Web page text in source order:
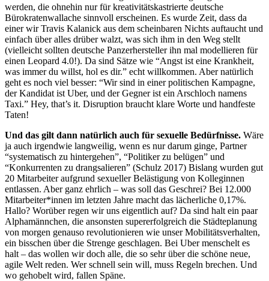
werden, die ohnehin nur für kreativitätskastrierte deutsche
Bürokratenwallache sinnvoll erscheinen. Es wurde Zeit, dass da
einer wir Travis Kalanick aus dem scheinbaren Nichts auftaucht und
einfach über alles drüber walzt, was sich ihm in den Weg stellt
(vielleicht sollten deutsche Panzerhersteller ihn mal modellieren für
einen Leopard 4.0!). Da sind Sätze wie “Angst ist eine Krankheit,
was immer du willst, hol es dir.” echt willkommen. Aber natürlich
geht es noch viel besser: “Wir sind in einer politischen Kampagne,
der Kandidat ist Uber, und der Gegner ist ein Arschloch namens
Taxi.” Hey, that’s it. Disruption braucht klare Worte und handfeste
Taten!
Und das gilt dann natürlich auch für sexuelle Bedürfnisse. Wäre
ja auch irgendwie langweilig, wenn es nur darum ginge, Partner
“systematisch zu hintergehen”, “Politiker zu belügen” und
“Konkurrenten zu drangsalieren” (Schulz 2017) Bislang wurden gut
20 Mitarbeiter aufgrund sexueller Belästigung von Kolleginnen
entlassen. Aber ganz ehrlich – was soll das Geschrei? Bei 12.000
Mitarbeiter*innen im letzten Jahre macht das lächerliche 0,17%.
Hallo? Worüber regen wir uns eigentlich auf? Da sind halt ein paar
Alphamännchen, die ansonsten supererfolgreich die Städteplanung
von morgen genauso revolutionieren wie unser Mobilitätsverhalten,
ein bisschen über die Strenge geschlagen. Bei Uber menschelt es
halt – das wollen wir doch alle, die so sehr über die schöne neue,
agile Welt reden. Wer schnell sein will, muss Regeln brechen. Und
wo gehobelt wird, fallen Späne.